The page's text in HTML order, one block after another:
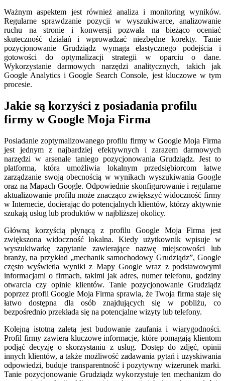
Ważnym aspektem jest również analiza i monitoring wyników.
Regularne sprawdzanie pozycji w wyszukiwarce, analizowanie
ruchu na stronie i konwersji pozwala na bieżąco oceniać
skuteczność działań i wprowadzać niezbędne korekty. Tanie
pozycjonowanie Grudziądz wymaga elastycznego podejścia i
gotowości do optymalizacji strategii w oparciu o dane.
Wykorzystanie darmowych narzędzi analitycznych, takich jak
Google Analytics i Google Search Console, jest kluczowe w tym
procesie.
Jakie są korzyści z posiadania profilu
firmy w Google Moja Firma
Posiadanie zoptymalizowanego profilu firmy w Google Moja Firma
jest jednym z najbardziej efektywnych i zarazem darmowych
narzędzi w arsenale taniego pozycjonowania Grudziądz. Jest to
platforma, która umożliwia lokalnym przedsiębiorcom łatwe
zarządzanie swoją obecnością w wynikach wyszukiwania Google
oraz na Mapach Google. Odpowiednie skonfigurowanie i regularne
aktualizowanie profilu może znacząco zwiększyć widoczność firmy
w Internecie, docierając do potencjalnych klientów, którzy aktywnie
szukają usług lub produktów w najbliższej okolicy.
Główną korzyścią płynącą z profilu Google Moja Firma jest
zwiększona widoczność lokalna. Kiedy użytkownik wpisuje w
wyszukiwarkę zapytanie zawierające nazwę miejscowości lub
branży, na przykład „mechanik samochodowy Grudziądz”, Google
często wyświetla wyniki z Mapy Google wraz z podstawowymi
informacjami o firmach, takimi jak adres, numer telefonu, godziny
otwarcia czy opinie klientów. Tanie pozycjonowanie Grudziądz
poprzez profil Google Moja Firma sprawia, że Twoja firma staje się
łatwo dostępna dla osób znajdujących się w pobliżu, co
bezpośrednio przekłada się na potencjalne wizyty lub telefony.
Kolejną istotną zaletą jest budowanie zaufania i wiarygodności.
Profil firmy zawiera kluczowe informacje, które pomagają klientom
podjąć decyzję o skorzystaniu z usług. Dostęp do zdjęć, opinii
innych klientów, a także możliwość zadawania pytań i uzyskiwania
odpowiedzi, buduje transparentność i pozytywny wizerunek marki.
Tanie pozycjonowanie Grudziądz wykorzystuje ten mechanizm do